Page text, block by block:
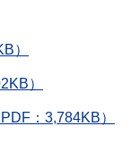
）
）
：3,784KB）